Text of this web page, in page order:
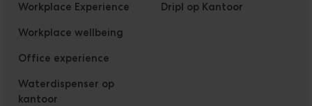
Workplace Experience
Workplace wellbeing
Office experience
Waterdispenser op
kantoor
Dripl op Kantoor